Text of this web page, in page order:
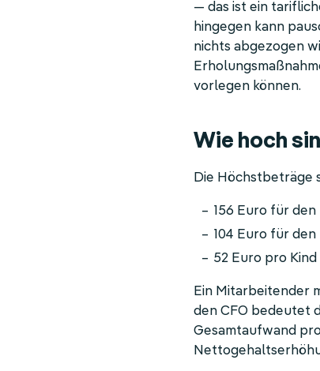
— das ist ein
hingegen kann
nichts abgezogen
vorlegen können.
Wie hoch
Die Höchstbeträge
156 Euro für
104 Euro für
52 Euro pro Kind
Ein Mitarbeitender
den CFO bedeutet
Gesamtaufwand